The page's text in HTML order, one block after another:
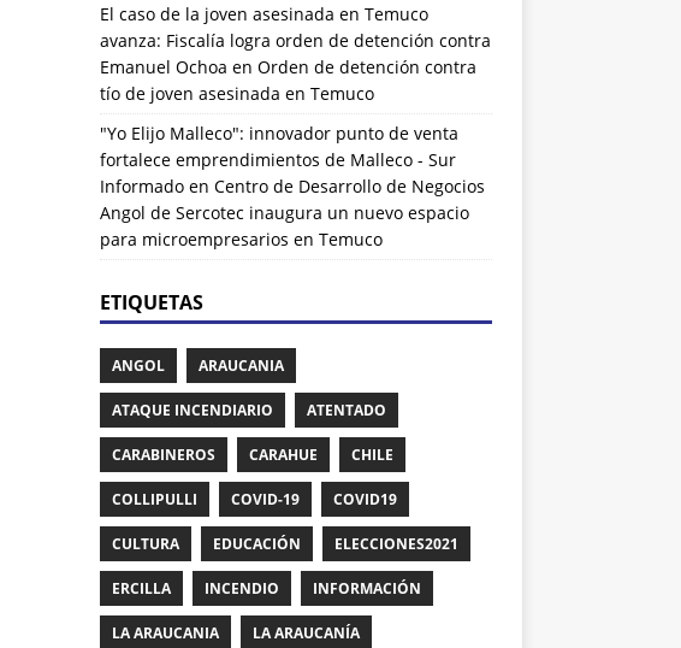
El caso de la joven asesinada en Temuco
avanza: Fiscalía logra orden de detención contra
Emanuel Ochoa en Orden de detención contra
tío de joven asesinada en Temuco
"Yo Elijo Malleco": innovador punto de venta
fortalece emprendimientos de Malleco - Sur
Informadoen Centro de Desarrollo de Negocios
Angol de Sercotec inaugura un nuevo espacio
para microempresarios en Temuco
ETIQUETAS
ANGOL ARAUCANIA
ATAQUE INCENDIARIO ATENTADO
CARABINEROS CARAHUE CHILE
COLLIPULLI COVID-19 COVID19
CULTURA EDUCACIÓN ELECCIONES2021
ERCILLA INCENDIO INFORMACIÓN
LA ARAUCANIA LA ARAUCANÍA